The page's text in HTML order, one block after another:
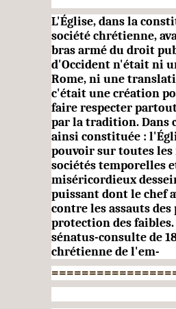
L'Église, dans la
société chrétienne,
bras armé du droit
d'Occident n'était ni
Rome, ni une
c'était une création
faire respecter
par la tradition. Dans
ainsi constituée :
pouvoir sur toutes
sociétés temporelles
miséricordieux
puissant dont le chef
contre les assauts
protection des
sénatus-consulte de
chrétienne de l'em-